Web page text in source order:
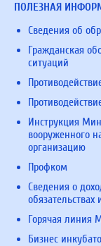
ПОЛЕЗНАЯ
Сведения об
Гражданская
ситуаций
Инструкция
вооруженного
организацию
Профком
Сведения о
Горячая линия
Бизнес